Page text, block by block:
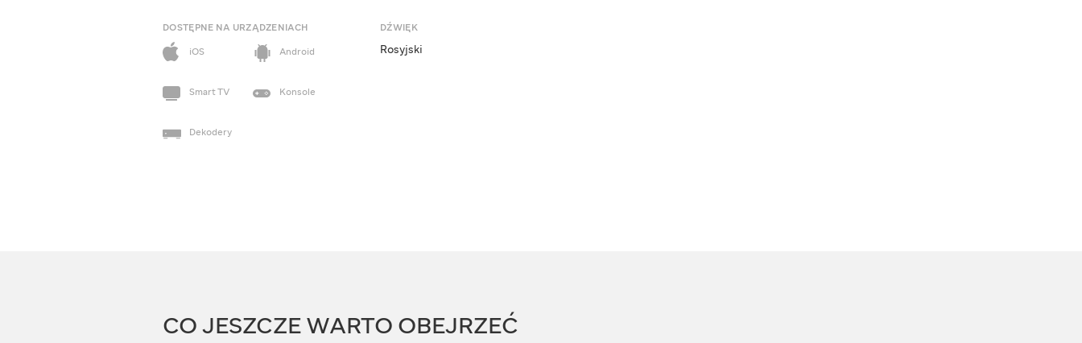
DOSTĘPNE NA URZĄDZENIACH
iOS
Android
Smart TV Konsole
Dekodery
DŹWIĘK
Rosyjski
CO JESZCZE WARTO OBEJRZEĆ